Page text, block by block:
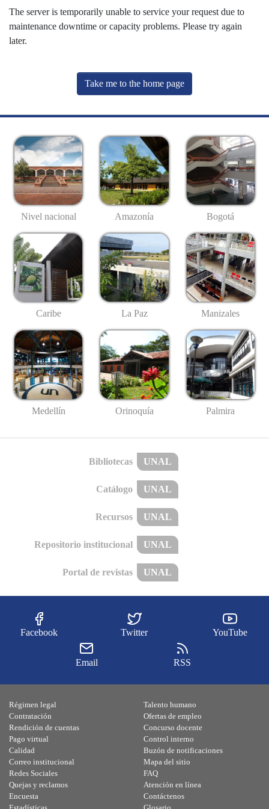
The server is temporarily unable to service your request due to
maintenance downtime or capacity problems. Please try again
later.
Take me to the home page
Nivel nacional Amazonía Bogotá
Caribe La Paz Manizales
Medellín Orinoquía Palmira
Bibliotecas UNAL
Catálogo UNAL
Recursos UNAL
Repositorio institucional UNAL
Portal de revistas UNAL
Facebook Twitter YouTube
Email RSS
Régimen legal
Contratación
Rendición de cuentas
Pago virtual
Calidad
Talento humano
Ofertas de empleo
Concurso docente
Control interno
Buzón de notificaciones
Correo institucional
Redes Sociales
Quejas y reclamos
Encuesta
Mapa del sitio
FAQ
Atención en línea
Contáctenos